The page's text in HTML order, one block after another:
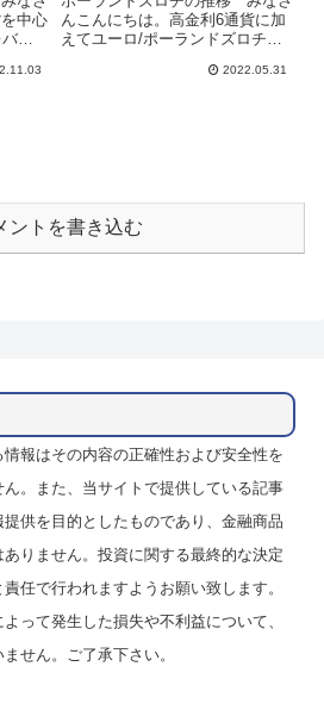
中心
レ
い中
ン
んこんにちは。高金利6通貨に加
えてユーロ/ポーランドズロチで
ーランドの政策金利は5.25%とな
2022.05.31
ントを書き込む
報はその内容の正確性および安全性を
。また、当サイトで提供している記事
供を目的としたものであり、金融商品
りません。投資に関する最終的な決定
任で行われますようお願い致します。
って発生した損失や不利益について、
せん。ご了承下さい。